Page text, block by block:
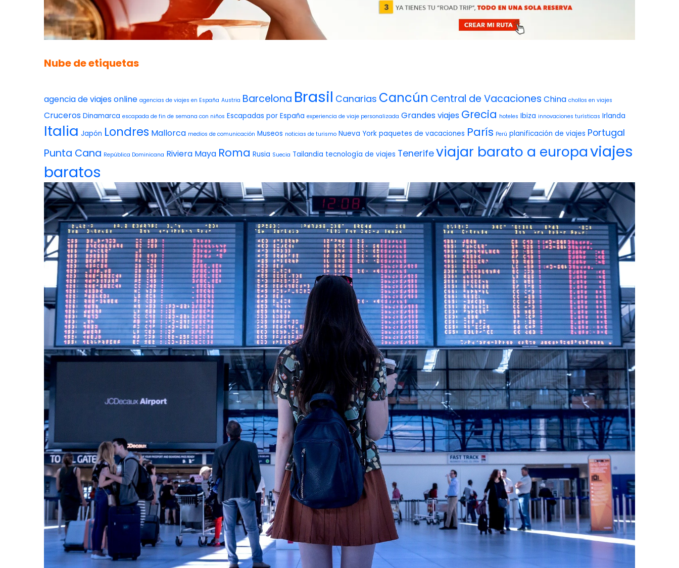
Nube de etiquetas
agencia de viajes online agencias de viajes en España Austria Barcelona Brasil Canarias Cancún Central de Vacaciones China chollos en viajes
Cruceros Dinamarca escapada de fin de semana con niños Escapadas por España experiencia de viaje personalizada Grandes viajes Grecia hoteles Ibiza innovaciones turísticas Irlanda
Italia Japón Londres Mallorca medios de comunicación Museos noticias de turismo Nueva York paquetes de vacaciones París Perú planificación de viajes Portugal
Punta Cana República Dominicana Riviera Maya Roma Rusia Suecia Tailandia tecnología de viajes Tenerifeviajar barato a europaviajes
baratos